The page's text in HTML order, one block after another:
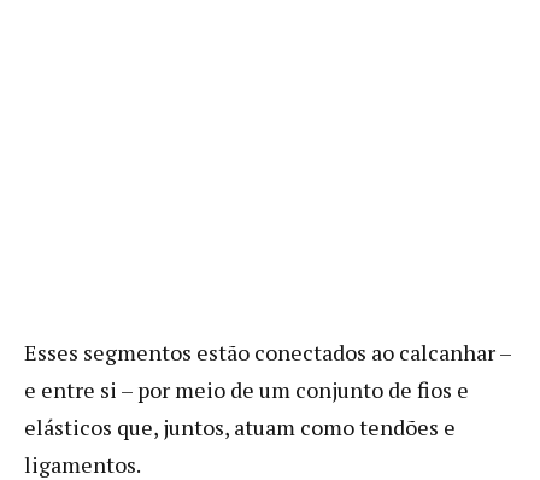
Esses segmentos estão conectados ao calcanhar –
e entre si – por meio de um conjunto de fios e
elásticos que, juntos, atuam como tendões e
ligamentos.